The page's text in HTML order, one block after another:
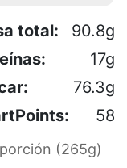
total:
90.8g
17g
76.3g
58
(265g)